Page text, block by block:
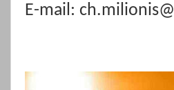
E-mail: ch.milionis@